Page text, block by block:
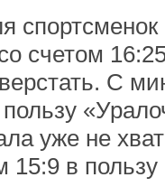
счетом
С
уже не
15:9 в